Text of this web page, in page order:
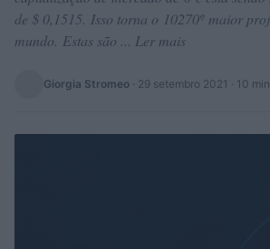
de $ 0,1515. Isso torna o 10270º maior
mundo. Estas são ... Ler mais
Giorgia Stromeo · 29 setembro 2021 · 10 min